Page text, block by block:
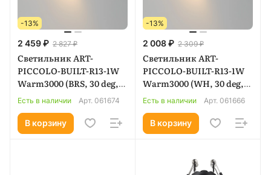
-13%
2 459 ₽ 2 827 ₽
Светильник ART-
PICCOLO-BUILT-R13-1W
Warm3000 (BRS, 30 deg,
3V) (Arlight, IP40
Металл, 3 года) 061674
Есть в наличии Арт. 061674
В корзину
-13%
2 008 ₽ 2 309 ₽
Светильник ART-
PICCOLO-BUILT-R13-1W
Warm3000 (WH, 30 deg,
3V) (Arlight, IP40
Металл, 3 года) 061666
Есть в наличии Арт. 061666
В корзину